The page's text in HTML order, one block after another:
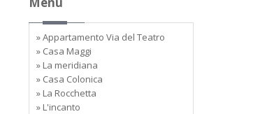
» Appartamento Via del Teatro
» Casa Maggi
» La meridiana
» Casa Colonica
» La Rocchetta
» L'incanto